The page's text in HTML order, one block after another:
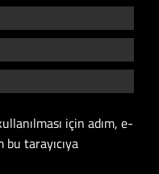
için adım, e-
tarayıcıya